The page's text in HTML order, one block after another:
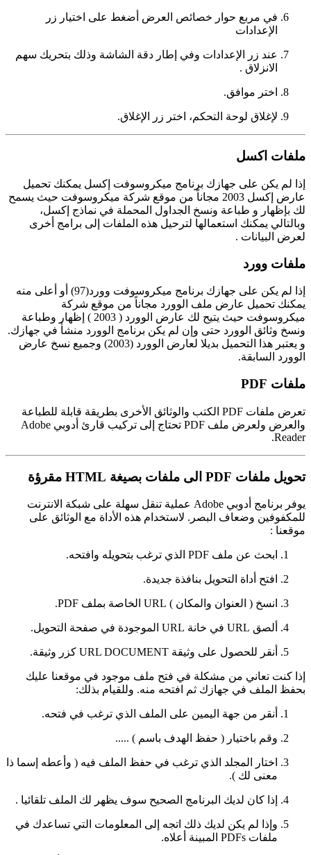
في مربع حوار خصائص العرض أضغط على اختيار زر
الإعدادات
عند زر الإعدادات وفي إطار دقة الشاشة وذلك بتحريك سهم
الانزلاق .
اختر موافق.
لإغلاق لوحة التحكم، اختر زر الإغلاق.
ملفات اكسل
إذا لم يكن على جهازك برنامج ميكروسوفت إكسل يمكنك تحميل
عارض إكسل 2003 مجاناً من موقع شركة ميكروسوفت حيث يسمح
لك بإظهار و طباعة ونسخ الجداول المحملة في نماذج إكسل،
وبالتالي يمكنك استعمالها لترحيل هذه الملفات إلى برامج أخرى
لعرض البيانات .
ملفات وورد
إذا لم يكن على جهازك برنامج ميكروسوفت وورد(97) أو أعلى منه
يمكنك تحميل عارض ملف الوورد مجاناً من موقع شركة
ميكروسوفت حيث يتيح لك عارض الوورد ( 2003 ) إظهار وطباعة
ونسخ وثائق الوورد حتى وإن لم يكن برنامج الوورد منشأ في جهازك.
و يعتبر هذا التحميل بديلا لعارض الوورد (2003) وجميع نسخ عارض
الوورد السابقة.
ملفات PDF
تعرض ملفات PDF الكتب والوثائق الأخرى بطريقة قابلة للطباعة
والعرض ولعرض ملف PDF تحتاج إلى تركيب قارئ أدوبي Adobe
Reader.
تحويل ملفات PDF الى ملفات بصيغة HTML مقرؤة
يوفر برنامج أدوبي Adobe عملية تنقل سهلة على شبكة الانترنت
للمكفوفين وضعاف البصر. لاستخدام هذه الأداة مع الوثائق على
موقعنا :
ابحث عن ملف PDF الذي ترغب بتحويله وافتحه.
افتح أداة التحويل بنافذة جديدة.
انسخ ( العنوان والمكان ) URL الخاصة بملف PDF.
ألصق URL في خانة URL الموجودة في صفحة التحويل.
أنقر للحصول على وثيقة URL DOCUMENT كزر وثيقة.
إذا كنت تعاني من مشكلة في فتح ملف موجود في موقعنا عليك
بحفظ الملف في جهازك ثم افتحه منه. وللقيام بذلك:
أنقر من جهة اليمين على الملف الذي ترغب في فتحه.
وقم باختيار ( حفظ الهدف باسم ) .....
اختار المجلد الذي ترغب في حفظ الملف فيه ( وأعطه إسما ذا
معنى لك ).
إذا كان لديك البرنامج الصحيح سوف يظهر لك الملف تلقائيا .
وإذا لم يكن لديك ذلك اتجه إلى المعلومات التي تساعدك في
ملفات PDFs المبينة أعلاه.